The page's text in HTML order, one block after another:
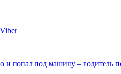
Viber
и попал под машину – водитель